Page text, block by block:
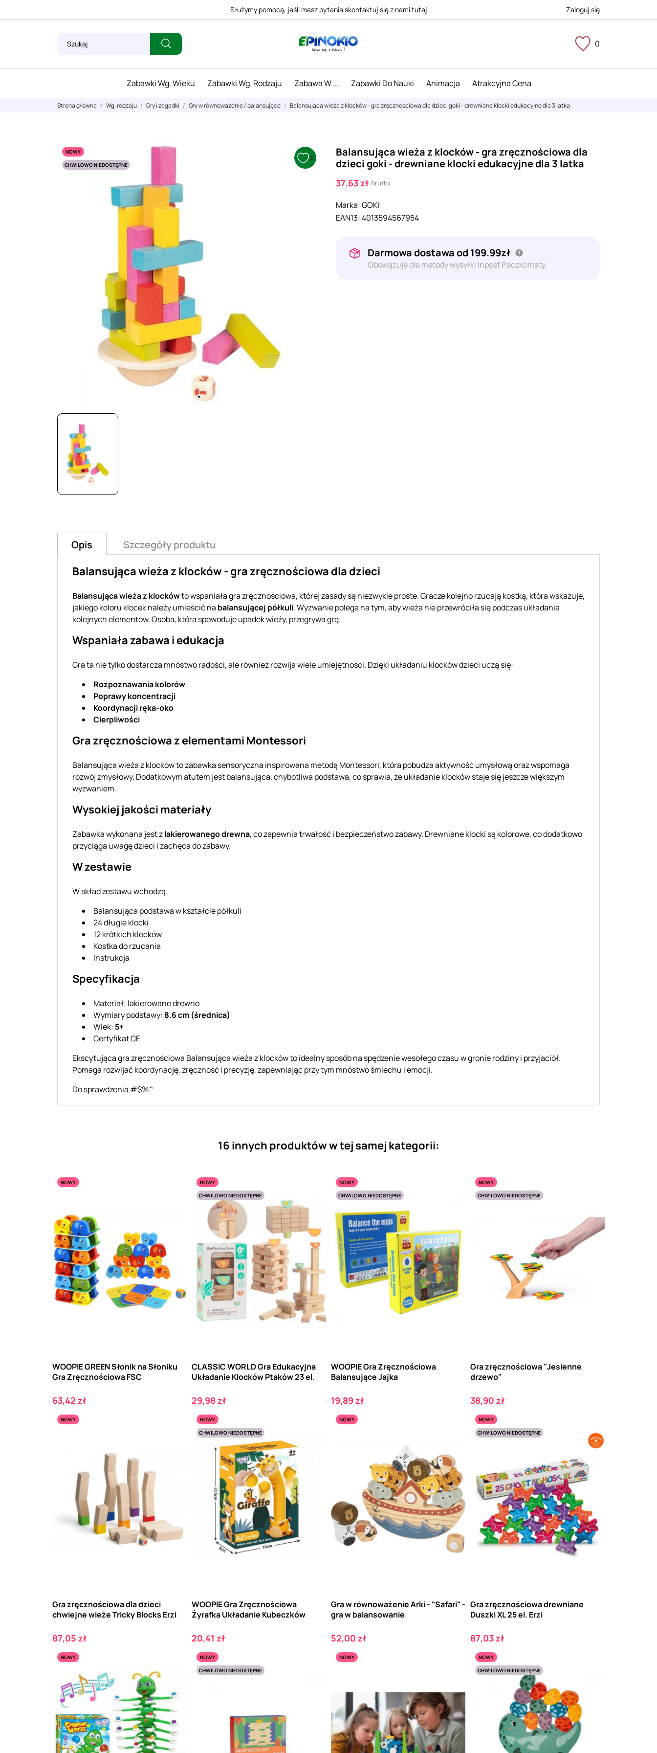
Służymy pomocą, jeśli masz pytania skontaktuj się z nami tutaj Zaloguj się
0
Zabawki Wg. Wieku Zabawki Wg. Rodzaju Zabawa W ... Zabawki Do Nauki Animacja Atrakcyjna Cena
Strona główna Wg. rodzaju Gry i zagadki Gry w równoważenie / balansujące Balansująca wieża z klocków - gra zręcznościowa dla dzieci goki - drewniane klocki edukacyjne dla 3 latka
NOWY
CHWILOWO NIEDOSTĘPNE
0
Balansująca wieża z klocków - gra zręcznościowa dla
dzieci goki - drewniane klocki edukacyjne dla 3 latka
37,63 zł Brutto
Marka:GOKI
EAN13:4013594567954
Darmowa dostawa od 199.99zł
Obowązuje dla metody wysyłki Inpost Paczkomaty.
Opis Szczegóły produktu
Balansująca wieża z klocków - gra zręcznościowa dla dzieci
Balansująca wieża z klockówto wspaniała gra zręcznościowa, której zasady są niezwykle proste. Gracze kolejno rzucają kostką, która wskazuje,
jakiego koloru klocek należy umieścić na balansującej półkuli. Wyzwanie polega na tym, aby wieża nie przewróciła się podczas układania
kolejnych elementów. Osoba, która spowoduje upadek wieży, przegrywa grę.
Wspaniała zabawa i edukacja
Gra ta nie tylko dostarcza mnóstwo radości, ale również rozwija wiele umiejętności. Dzięki układaniu klocków dzieci uczą się:
Rozpoznawania kolorów
Poprawy koncentracji
Koordynacji ręka-oko
Cierpliwości
Gra zręcznościowa z elementami Montessori
Balansująca wieża z klocków to zabawka sensoryczna inspirowana metodą Montessori, która pobudza aktywność umysłową oraz wspomaga
rozwój zmysłowy. Dodatkowym atutem jest balansująca, chybotliwa podstawa, co sprawia, że układanie klocków staje się jeszcze większym
wyzwaniem.
Wysokiej jakości materiały
Zabawka wykonana jest zlakierowanego drewna, co zapewnia trwałość i bezpieczeństwo zabawy. Drewniane klocki są kolorowe, co dodatkowo
przyciąga uwagę dzieci i zachęca do zabawy.
W zestawie
W skład zestawu wchodzą:
Balansująca podstawa w kształcie półkuli
24 długie klocki
12 krótkich klocków
Kostka do rzucania
Instrukcja
Specyfikacja
Materiał: lakierowane drewno
Wymiary podstawy: 8.6 cm (średnica)
Wiek: 5+
Certyfikat CE
Ekscytująca gra zręcznościowa Balansująca wieża z klocków to idealny sposób na spędzenie wesołego czasu w gronie rodziny i przyjaciół.
Pomaga rozwijać koordynację, zręczność i precyzję, zapewniając przy tym mnóstwo śmiechu i emocji.
Do sprawdzenia #$%^
16 innych produktów w tej samej kategorii:
NOWY
WOOPIE GREEN Słonik na Słoniku
Gra Zręcznościowa FSC
Cena
63,42 zł
NOWY
CHWILOWO NIEDOSTĘPNE
CLASSIC WORLD Gra Edukacyjna
Układanie Klocków Ptaków 23 el.
Cena
29,98 zł
NOWY
CHWILOWO NIEDOSTĘPNE
WOOPIE Gra Zręcznościowa
Balansujące Jajka
Cena
19,89 zł
NOWY
CHWILOWO NIEDOSTĘPNE
Gra zręcznościowa "Jesienne
drzewo"
Cena
38,90 zł
NOWY
Gra zręcznościowa dla dzieci
chwiejne wieże Tricky Blocks Erzi
Cena
87,05 zł
NOWY
CHWILOWO NIEDOSTĘPNE
WOOPIE Gra Zręcznościowa
Żyrafka Układanie Kubeczków
Cena
20,41 zł
NOWY
Gra w równoważenie Arki - "Safari" -
gra w balansowanie
Cena
52,00 zł
NOWY
CHWILOWO NIEDOSTĘPNE
Gra zręcznościowa drewniane
Duszki XL 25 el. Erzi
Cena
87,03 zł
NOWY
NOWY
CHWILOWO NIEDOSTĘPNE
NOWY
NOWY
CHWILOWO NIEDOSTĘPNE